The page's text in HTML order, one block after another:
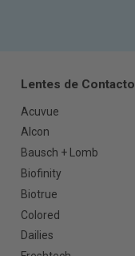
Lentes de Contacto
Acuvue
Alcon
Bausch + Lomb
Biofinity
Biotrue
Colored
Dailies